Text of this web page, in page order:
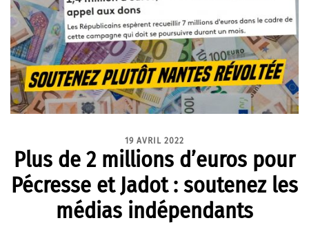
19 AVRIL 2022
Plus de 2 millions d’euros pour
Pécresse et Jadot : soutenez les
médias indépendants